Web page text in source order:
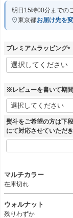
明日 15時00分までの
東京都お届け先を
プレミアムラッピング
(
)
※レビューを書いて期
熨斗をご希望の方は下
にて対応させていただき
マルチカラー
在庫切れ
ウォルナット
残りわずか